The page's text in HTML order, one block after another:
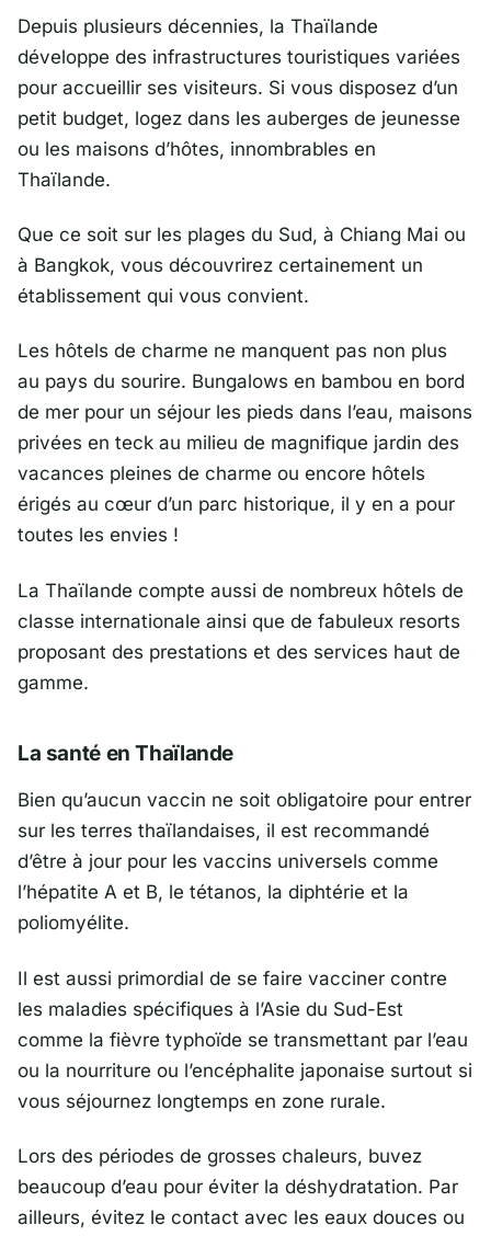
Depuis plusieurs décennies, la Thaïlande
développe des infrastructures touristiques variées
pour accueillir ses visiteurs. Si vous disposez d’un
petit budget, logez dans les auberges de jeunesse
ou les maisons d’hôtes, innombrables en
Thaïlande.
Que ce soit sur les plages du Sud, à Chiang Mai ou
à Bangkok, vous découvrirez certainement un
établissement qui vous convient.
Les hôtels de charme ne manquent pas non plus
au pays du sourire. Bungalows en bambou en bord
de mer pour un séjour les pieds dans l’eau, maisons
privées en teck au milieu de magnifique jardin des
vacances pleines de charme ou encore hôtels
érigés au cœur d’un parc historique, il y en a pour
toutes les envies !
La Thaïlande compte aussi de nombreux hôtels de
classe internationale ainsi que de fabuleux resorts
proposant des prestations et des services haut de
gamme.
La santé en Thaïlande
Bien qu’aucun vaccin ne soit obligatoire pour entrer
sur les terres thaïlandaises, il est recommandé
d’être à jour pour les vaccins universels comme
l’hépatite A et B, le tétanos, la diphtérie et la
poliomyélite.
Il est aussi primordial de se faire vacciner contre
les maladies spécifiques à l’Asie du Sud-Est
comme la fièvre typhoïde se transmettant par l’eau
ou la nourriture ou l’encéphalite japonaise surtout si
vous séjournez longtemps en zone rurale.
Lors des périodes de grosses chaleurs, buvez
beaucoup d’eau pour éviter la déshydratation. Par
ailleurs, évitez le contact avec les eaux douces ou